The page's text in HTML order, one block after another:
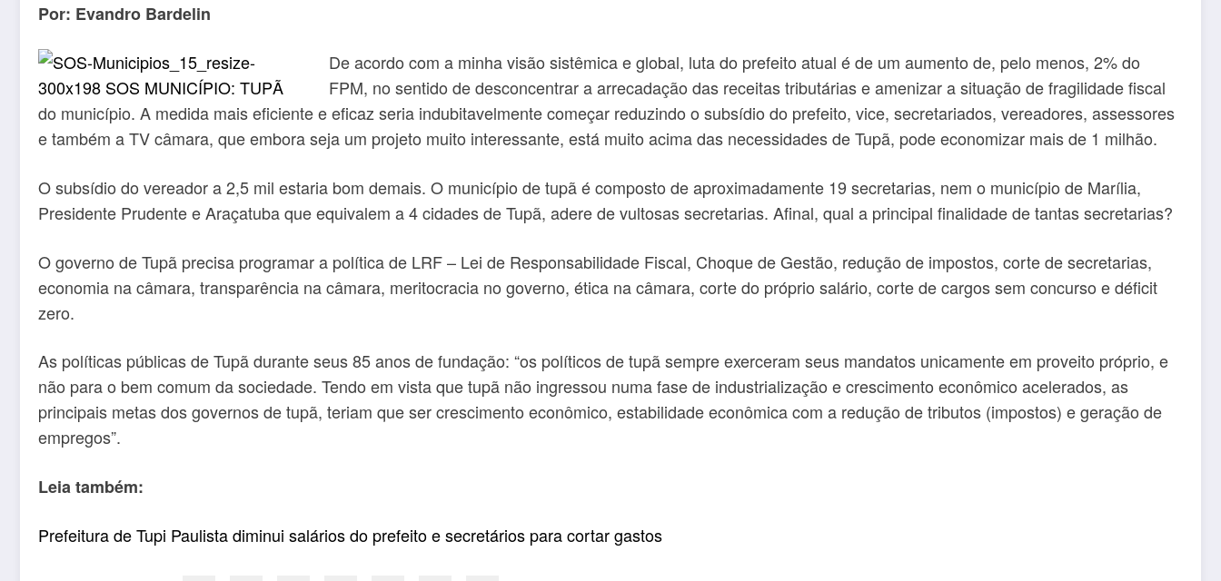
Por: Evandro Bardelin
De acordo com a minha visão sistêmica e global, luta do prefeito atual é de um aumento de, pelo menos, 2% do
FPM, no sentido de desconcentrar a arrecadação das receitas tributárias e amenizar a situação de fragilidade fiscal
do município. A medida mais eficiente e eficaz seria indubitavelmente começar reduzindo o subsídio do prefeito, vice, secretariados, vereadores, assessores
e também a TV câmara, que embora seja um projeto muito interessante, está muito acima das necessidades de Tupã, pode economizar mais de 1 milhão.
O subsídio do vereador a 2,5 mil estaria bom demais. O município de tupã é composto de aproximadamente 19 secretarias, nem o município de Marília,
Presidente Prudente e Araçatuba que equivalem a 4 cidades de Tupã, adere de vultosas secretarias. Afinal, qual a principal finalidade de tantas secretarias?
O governo de Tupã precisa programar a política de LRF – Lei de Responsabilidade Fiscal, Choque de Gestão, redução de impostos, corte de secretarias,
economia na câmara, transparência na câmara, meritocracia no governo, ética na câmara, corte do próprio salário, corte de cargos sem concurso e déficit
zero.
As políticas públicas de Tupã durante seus 85 anos de fundação: “os políticos de tupã sempre exerceram seus mandatos unicamente em proveito próprio, e
não para o bem comum da sociedade. Tendo em vista que tupã não ingressou numa fase de industrialização e crescimento econômico acelerados, as
principais metas dos governos de tupã, teriam que ser crescimento econômico, estabilidade econômica com a redução de tributos (impostos) e geração de
empregos”.
Leia também:
Prefeitura de Tupi Paulista diminui salários do prefeito e secretários para cortar gastos